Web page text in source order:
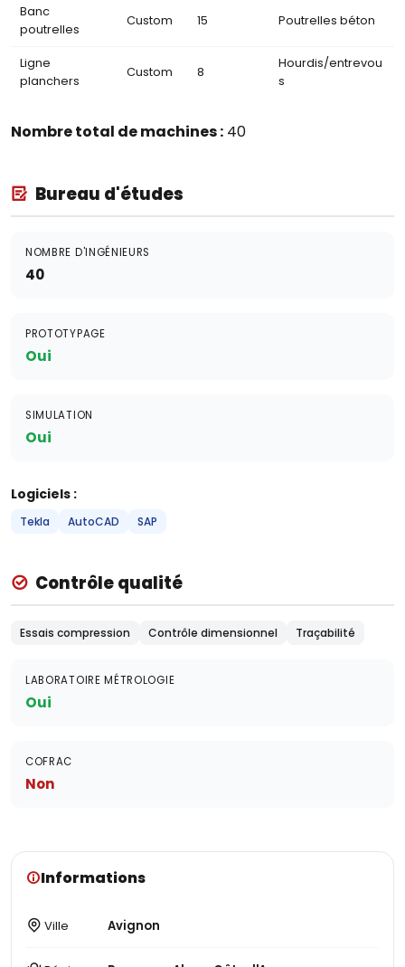
Banc
poutrelles
Custom 15 Poutrelles béton
Ligne
planchers
Custom 8
Hourdis/entrevou
s
Nombre total de machines : 40
Bureau d'études
NOMBRE D'INGÉNIEURS
40
PROTOTYPAGE
Oui
SIMULATION
Oui
Logiciels :
Tekla AutoCAD SAP
Contrôle qualité
Essais compression Contrôle dimensionnel Traçabilité
LABORATOIRE MÉTROLOGIE
Oui
COFRAC
Non
Informations
Ville Avignon